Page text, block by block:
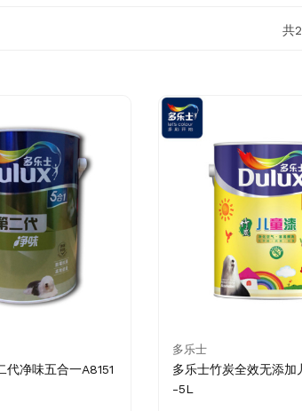
共
代净味五合一A8151
多乐士
多乐士竹炭全效无添加
-5L